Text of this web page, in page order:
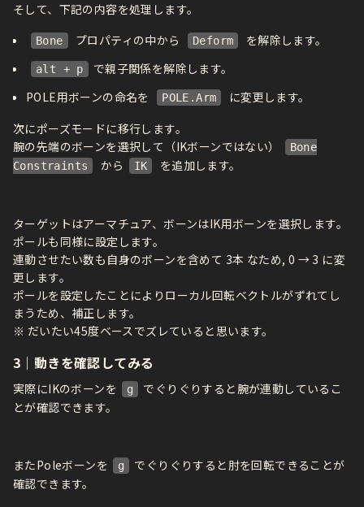
そして、下記の内容を処理します。
Bone プロパティの中から Deform を解除します。
alt + p
で親子関係を解除します。
POLE用ボーンの命名を
POLE.Arm
に変更します。
次にポーズモードに移行します。
腕の先端のボーンを選択して（IKボーンではない）
Bone
Constraints
から IK を追加します。
ターゲットはアーマチュア、ボーンはIK用ボーンを選択します。
ポールも同様に設定します。
連動させたい数も自身のボーンを含めて 3本 なため, 0 → 3 に変
更します。
ポールを設定したことによりローカル回転ベクトルがずれてし
まうため、補正します。
※ だいたい45度ベースでズレていると思います。
3｜動きを確認してみる
実際にIKのボーンを g
でぐりぐりすると腕が連動しているこ
とが確認できます。
またPoleボーンを g
でぐりぐりすると肘を回転できることが
確認できます。